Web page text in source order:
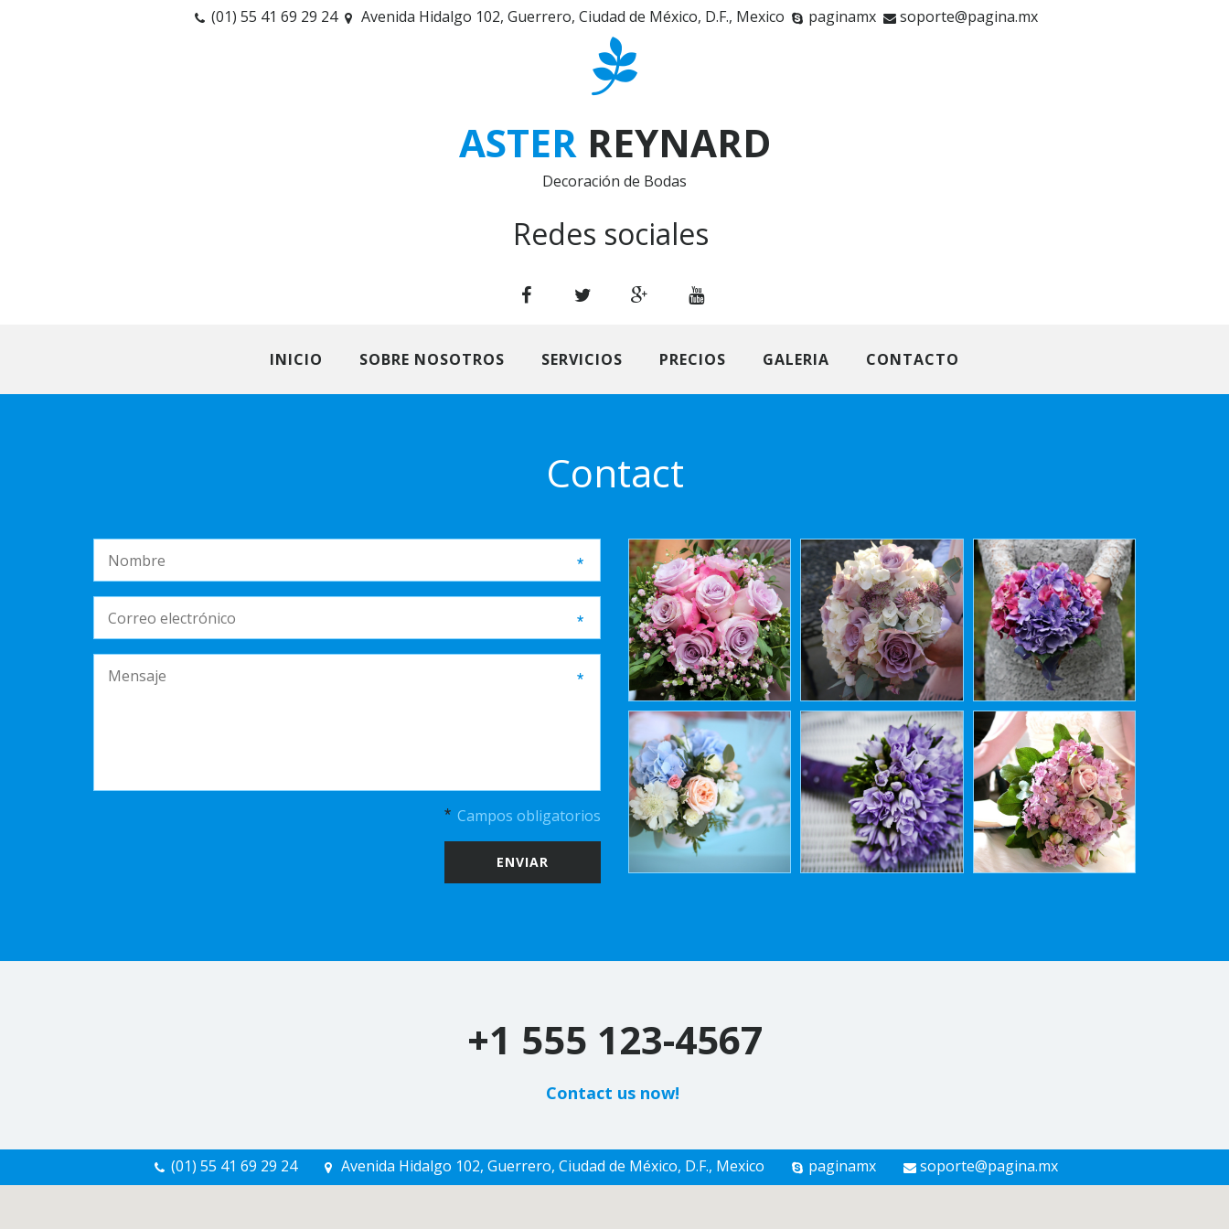
(01) 55 41 69 29 24 Avenida Hidalgo 102, Guerrero, Ciudad de México, D.F., Mexico paginamx soporte@pagina.mx
ASTERREYNARD
Decoración de Bodas
Redes sociales
INICIO SOBRE NOSOTROS SERVICIOS PRECIOS GALERIA CONTACTO
Contact
Campos obligatorios
ENVIAR
+1 555 123-4567
Contact us now!­­
(01) 55 41 69 29 24 Avenida Hidalgo 102, Guerrero, Ciudad de México, D.F., Mexico paginamx soporte@pagina.mx